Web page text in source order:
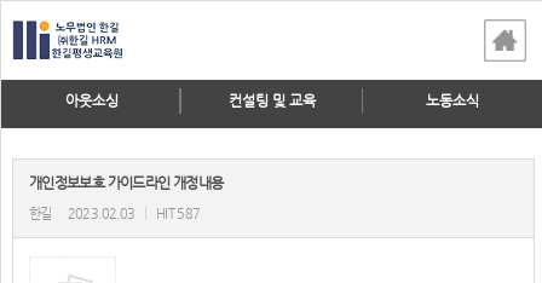
아웃소싱 컨설팅 및 교육 노동소식
개인정보보호 가이드라인 개정내용
한길 2023.02.03 HIT 587